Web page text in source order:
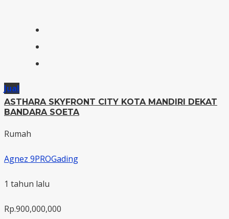
Jual
ASTHARA SKYFRONT CITY KOTA MANDIRI DEKAT
BANDARA SOETA
Rumah
Agnez 9PROGading
1 tahun lalu
Rp.900,000,000